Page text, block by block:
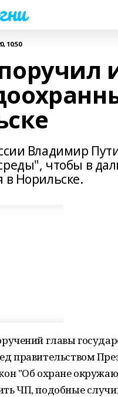
10:50
Владимир
чтобы в
в Норильске.
главы
правительством
"Об охране
ЧП, подобные